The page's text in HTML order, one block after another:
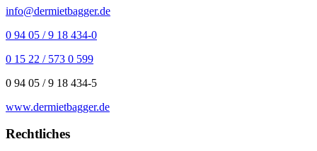
info@dermietbagger.de
0 94 05 / 9 18 434-0
0 15 22 / 573 0 599
0 94 05 / 9 18 434-5
www.dermietbagger.de
Rechtliches